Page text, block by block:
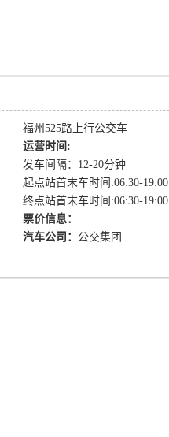
福州525路上行公交车
运营时间:
发车间隔：12-20分钟
起点站首末车时间:06:30-19:00
终点站首末车时间:06:30-19:00
票价信息：
汽车公司： 公交集团